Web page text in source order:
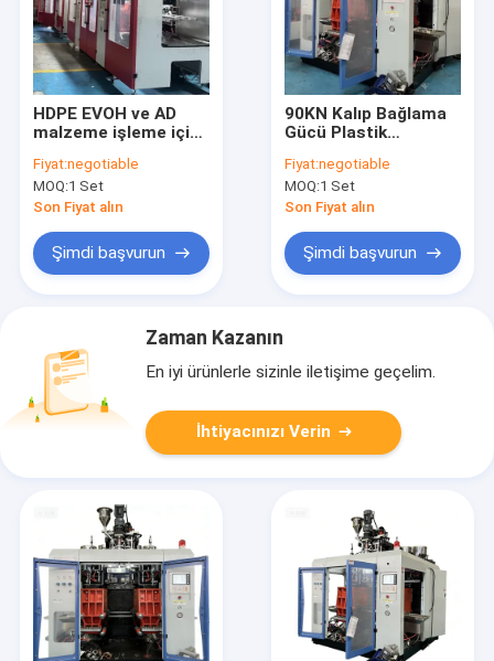
HDPE EVOH ve AD
malzeme işleme için
milimetrelik levha
açma vuruşları ve 90
Kg/h plastikleme
Ekstrüzyon Kalıplama
Makinesi
Fiyat:negotiable
MOQ:1 Set
Son Fiyat alın
Şimdi başvurun
90KN Kalıp Bağlama
Gücü Plastik
220-620MM Plak
Açma Vuruşları ve
50-1000 Kg/h
Kapasitesi
Fiyat:negotiable
MOQ:1 Set
Son Fiyat alın
Şimdi başvurun
Zaman Kazanın
En iyi ürünlerle sizinle iletişime geçelim.
İhtiyacınızı Verin